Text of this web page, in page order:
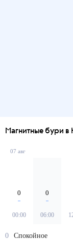
Магнитные бури
07 авг
0
00:00
0
06:00
0
Спокойное